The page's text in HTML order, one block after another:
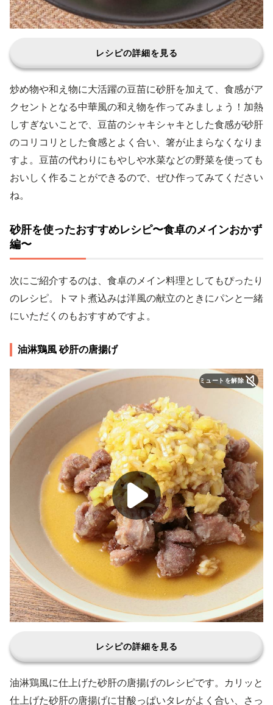
レシピの詳細を見る
炒め物や和え物に大活躍の豆苗に砂肝を加えて、食感がア
クセントとなる中華風の和え物を作ってみましょう！加熱
しすぎないことで、豆苗のシャキシャキとした食感が砂肝
のコリコリとした食感とよく合い、箸が止まらなくなりま
すよ。豆苗の代わりにもやしや水菜などの野菜を使っても
おいしく作ることができるので、ぜひ作ってみてください
ね。
砂肝を使ったおすすめレシピ〜食卓のメインおかず
編〜
次にご紹介するのは、食卓のメイン料理としてもぴったり
のレシピ。トマト煮込みは洋風の献立のときにパンと一緒
にいただくのもおすすめですよ。
油淋鶏風 砂肝の唐揚げ
ミュートを解除
レシピの詳細を見る
油淋鶏風に仕上げた砂肝の唐揚げのレシピです。カリッと
仕上げた砂肝の唐揚げに甘酸っぱいタレがよく合い、さっ